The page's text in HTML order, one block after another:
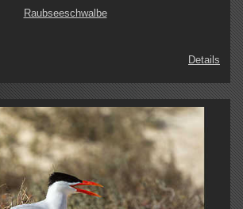
Raubseeschwalbe
Details